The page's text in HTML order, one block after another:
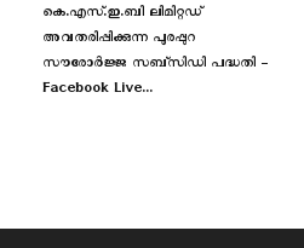
കെ.എസ്.ഇ.ബി ലിമിറ്റഡ്
അവതരിപ്പിക്കുന്ന പുരപ്പുറ
സൗരോർജ്ജ സബ്‌സിഡി പദ്ധതി –
Facebook Live...